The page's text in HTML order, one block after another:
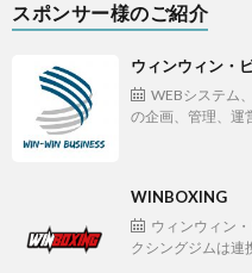
スポンサー様のご紹介
ウィンウィン・
WEBシステム
の企画、管理、運
WINBOXING
ウィンウィン
クシングジムは連